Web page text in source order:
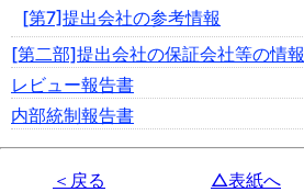
[第7]提出会社の参考情報
[第二部]提出会社の保証会社等の情報
レビュー報告書
内部統制報告書
＜戻る △表紙へ